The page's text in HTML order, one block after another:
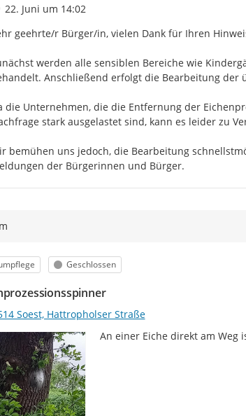
Zeitpunkt des Erstellens
22. Juni um 14:02
geehrte/r Bürger/in, vielen Dank für Ihren
werden alle sensiblen Bereiche wie
Anschließend erfolgt die Bearbeitung der
die Unternehmen, die die Entfernung der
stark ausgelastet sind, kann es leider zu
bemühen uns jedoch, die Bearbeitung
der Bürgerinnen und Bürger.
Status
Geschlossen
Soest, Hattropholser Straße
An einer Eiche direkt am Weg